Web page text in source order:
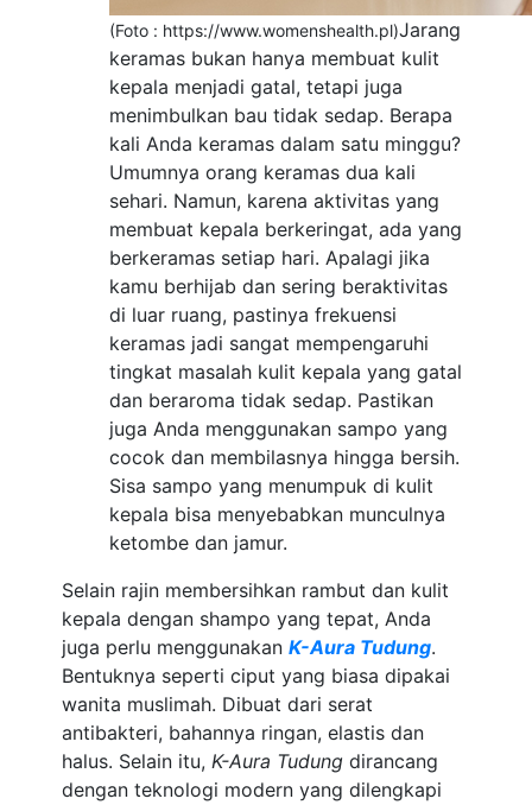
(Foto : https://www.womenshealth.pl)Jarang
keramas bukan hanya membuat kulit
kepala menjadi gatal, tetapi juga
menimbulkan bau tidak sedap. Berapa
kali Anda keramas dalam satu minggu?
Umumnya orang keramas dua kali
sehari. Namun, karena aktivitas yang
membuat kepala berkeringat, ada yang
berkeramas setiap hari. Apalagi jika
kamu berhijab dan sering beraktivitas
di luar ruang, pastinya frekuensi
keramas jadi sangat mempengaruhi
tingkat masalah kulit kepala yang gatal
dan beraroma tidak sedap. Pastikan
juga Anda menggunakan sampo yang
cocok dan membilasnya hingga bersih.
Sisa sampo yang menumpuk di kulit
kepala bisa menyebabkan munculnya
ketombe dan jamur.
Selain rajin membersihkan rambut dan kulit
kepala dengan shampo yang tepat, Anda
juga perlu menggunakanK-Aura Tudung.
Bentuknya seperti ciput yang biasa dipakai
wanita muslimah. Dibuat dari serat
antibakteri, bahannya ringan, elastis dan
halus. Selain itu,K-Aura Tudung dirancang
dengan teknologi modern yang dilengkapi